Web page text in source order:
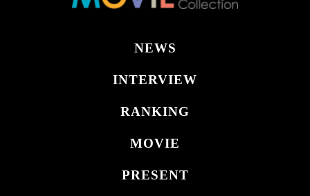
NEWS
INTERVIEW
RANKING
MOVIE
PRESENT